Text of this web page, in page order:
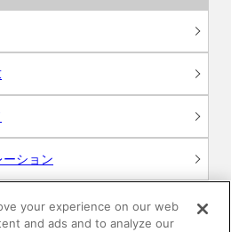
ション
your experience on our web
and ads and to analyze our